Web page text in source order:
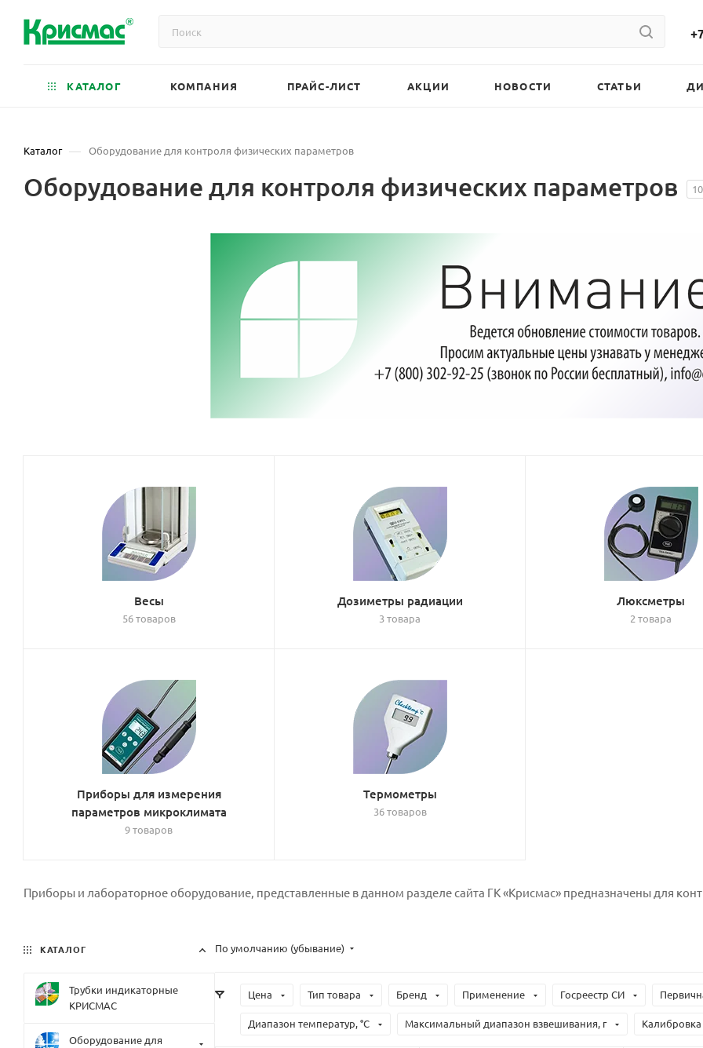
КАТАЛОГ КОМПАНИЯ ПРАЙС-ЛИСТ АКЦИИ НОВОСТИ СТАТЬИ
Каталог — Оборудование для контроля физических параметров
Оборудование для контроля физических параметров
Весы
56 товаров
Дозиметры радиации
3 товара
Люксметры
2 товара
Приборы для измерения
параметров микроклимата
9 товаров
Термометры
36 товаров
Приборы и лабораторное оборудование, представленные в данном разделе сайта ГК «Крисмас» предназначены для
По умолчанию (убывание)
Цена Тип товара Бренд Применение Госреестр СИ
Диапазон температур, °С Максимальный диапазон взвешивания, г Калибровка
КАТАЛОГ
Трубки индикаторные
КРИСМАС
Оборудование для